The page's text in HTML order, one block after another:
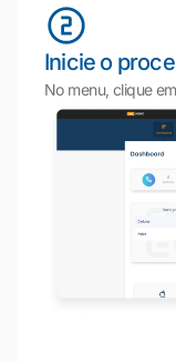
Inicie o
No menu, clique